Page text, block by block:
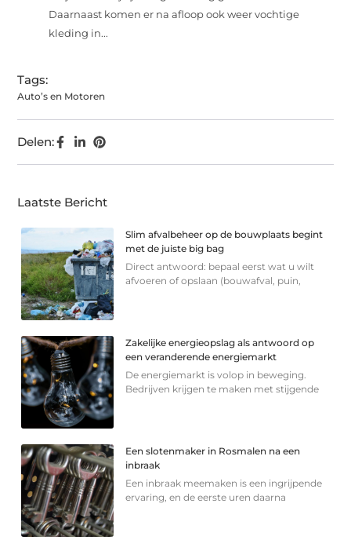
Daarnaast komen er na afloop ook weer vochtige
kleding in...
Tags:
Auto’s en Motoren
Delen:
Laatste Bericht
Slim afvalbeheer op de bouwplaats begint
met de juiste big bag
Direct antwoord: bepaal eerst wat u wilt
afvoeren of opslaan (bouwafval, puin,
Zakelijke energieopslag als antwoord op
een veranderende energiemarkt
De energiemarkt is volop in beweging.
Bedrijven krijgen te maken met stijgende
Een slotenmaker in Rosmalen na een
inbraak
Een inbraak meemaken is een ingrijpende
ervaring, en de eerste uren daarna